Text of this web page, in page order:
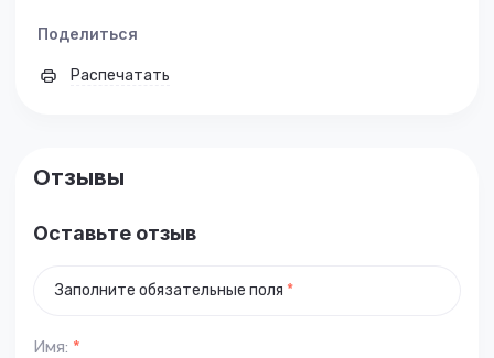
Поделиться
Распечатать
Отзывы
Оставьте отзыв
Заполните обязательные поля *
Имя: *